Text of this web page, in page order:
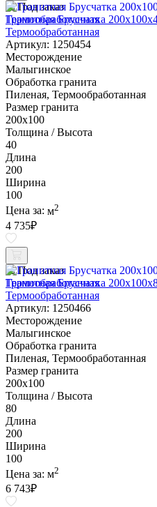
Под заказ
Гранитная Брусчатка
Термообработанная
Артикул: 1250454
Месторождение
Малыгинское
Обработка гранита
Пиленая, Термообработанная
Размер гранита
200х100
Толщина / Высота
40
Длина
200
Ширина
100
Цена за: м2
4 735₽
Под заказ
Гранитная Брусчатка
Термообработанная
Артикул: 1250466
Месторождение
Малыгинское
Обработка гранита
Пиленая, Термообработанная
Размер гранита
200х100
Толщина / Высота
80
Длина
200
Ширина
100
Цена за: м2
6 743₽